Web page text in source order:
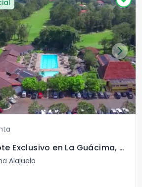
Espectacular Lote Exclusivo en La Guácima, Alajuela.
Alajuela